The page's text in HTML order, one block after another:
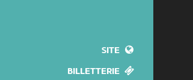
SITE
BILLETTERIE